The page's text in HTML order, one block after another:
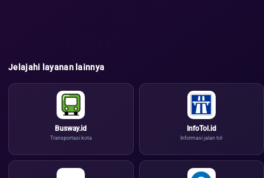
Jelajahi layanan lainnya
Busway.id
Transportasi kota
InfoTol.id
Informasi jalan tol